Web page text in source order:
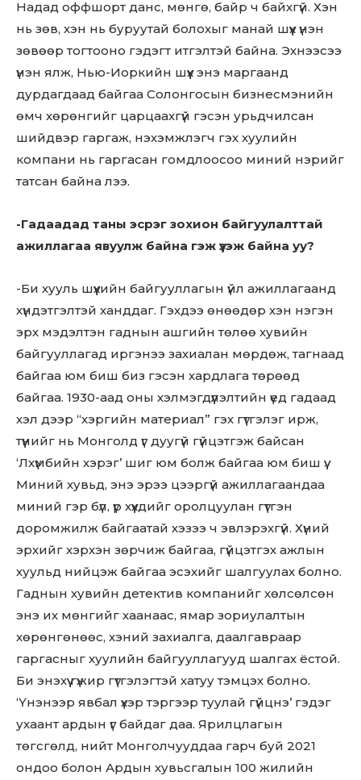
Надад оффшорт данс, мөнгө, байр ч байхгүй. Хэн
нь зөв, хэн нь буруутай болохыг манай шүүх үнэн
зөвөөр тогтооно гэдэгт итгэлтэй байна. Эхнээсээ
үнэн ялж, Нью-Иоркийн шүүх энэ маргаанд
дурдагдаад байгаа Солонгосын бизнесмэнийн
өмч хөрөнгийг царцаахгүй гэсэн урьдчилсан
шийдвэр гаргаж, нэхэмжлэгч гэх хуулийн
компани нь гаргасан гомдлоосоо миний нэрийг
татсан байна лээ.
-Гадаадад таны эсрэг зохион байгуулалттай
ажиллагаа явуулж байна гэж үзэж байна уу?
-Би хууль шүүхийн байгууллагын үйл ажиллагаанд
хүндэтгэлтэй ханддаг. Гэхдээ өнөөдөр хэн нэгэн
эрх мэдэлтэн гаднын ашгийн төлөө хувийн
байгууллагад иргэнээ захиалан мөрдөж, тагнаад
байгаа юм биш биз гэсэн хардлага төрөөд
байгаа. 1930-аад оны хэлмэгдүүлэлтийн үед гадаад
хэл дээр “хэргийн материал” гэх гүтгэлэг ирж,
түүнийг нь Монголд үг дуугүй гүйцэтгэж байсан
‘Лхүмбийн хэрэг’ шиг юм болж байгаа юм биш үү.
Миний хувьд, энэ эрээ цээргүй ажиллагаандаа
миний гэр бүл, үр хүүхдийг оролцуулан гүтгэн
доромжилж байгаатай хэзээ ч эвлэрэхгүй. Хүний
эрхийг хэрхэн зөрчиж байгаа, гүйцэтгэх ажлын
хуульд нийцэж байгаа эсэхийг шалгуулах болно.
Гаднын хувийн детектив компанийг хөлсөлсөн
энэ их мөнгийг хаанаас, ямар зориулалтын
хөрөнгөнөөс, хэний захиалга, даалгавраар
гаргасныг хуулийн байгууллагууд шалгах ёстой.
Би энэхүү гүжир гүтгэлэгтэй хатуу тэмцэх болно.
‘Үнэнээр явбал үхэр тэргээр туулай гүйцнэ’ гэдэг
ухаант ардын үг байдаг даа. Ярилцлагын
төгсгөлд, нийт Монголчууддаа гарч буй 2021
ондоо болон Ардын хувьсгалын 100 жилийн